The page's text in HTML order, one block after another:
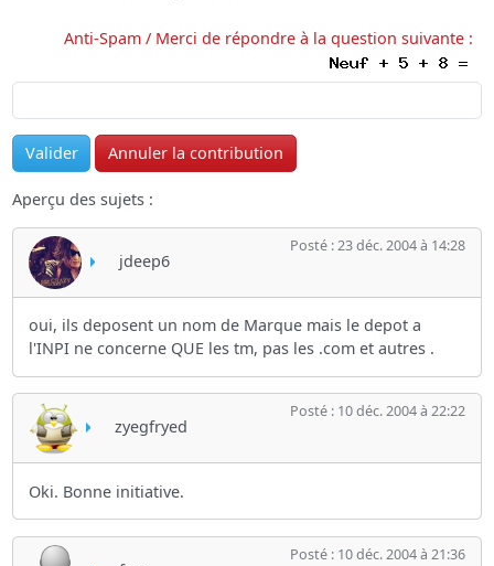
Anti-Spam / Merci de répondre à la question suivante :
Aperçu des sujets :
jdeep6
Posté : 23 déc. 2004 à 14:28
oui, ils deposent un nom de Marque mais le depot a
l'INPI ne concerne QUE les tm, pas les .com et autres .
zyegfryed
Posté : 10 déc. 2004 à 22:22
Oki. Bonne initiative.
Posté : 10 déc. 2004 à 21:36